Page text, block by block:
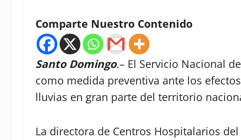
Comparte Nuestro Contenido
Santo Domingo.– El Servicio Nacional
como medida preventiva ante los
lluvias en gran parte del territorio
La directora de Centros Hospitalarios